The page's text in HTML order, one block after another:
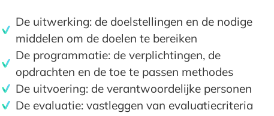
De uitwerking: de doelstellingen en de nodige
middelen om de doelen te bereiken
De programmatie: de verplichtingen, de
opdrachten en de toe te passen methodes
De uitvoering: de verantwoordelijke personen
De evaluatie: vastleggen van evaluatiecriteria